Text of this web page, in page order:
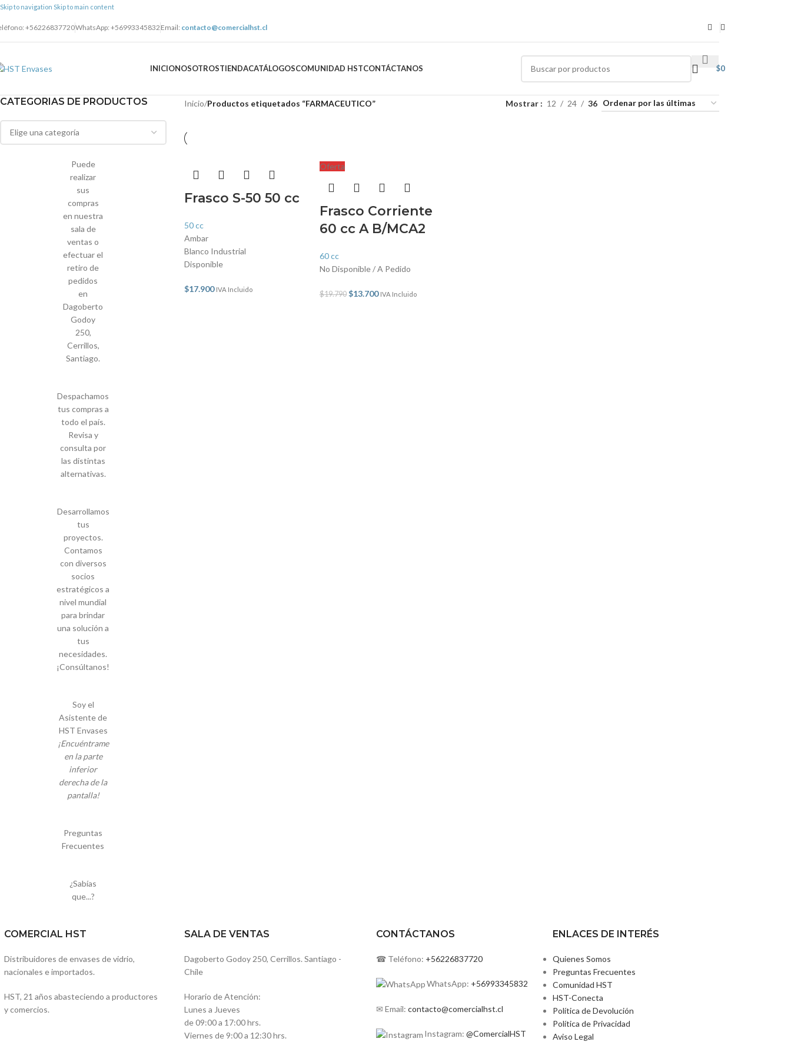
Skip to navigation Skip to main content
+56226837720WhatsApp: +56993345832 Email: contacto@comercialhst.cl
INICIONOSOTROSTIENDACATÁLOGOSCOMUNIDAD HSTCONTÁCTANOS $0
CATEGORIAS DE PRODUCTOS
Puede
realizar
sus
compras
en nuestra
sala de
ventas o
efectuar el
retiro de
pedidos
en
Dagoberto
Godoy
250,
Cerrillos,
Santiago.
Despachamos
tus compras a
todo el país.
Revisa y
consulta por
las distintas
alternativas.
Desarrollamos
tus
proyectos.
Contamos
con diversos
socios
estratégicos a
nivel mundial
para brindar
una solución a
tus
necesidades.
¡Consúltanos!
Soy el
Asistente de
HST Envases
¡Encuéntrame
en la parte
inferior
derecha de la
pantalla!
Preguntas
Frecuentes
¿Sabías
que...?
Inicio/Productos etiquetados “FARMACEUTICO” Mostrar 12 24 36
Frasco S-50 50 cc
50 cc
Ambar
Blanco Industrial
Disponible
$17.900 IVA Incluido
Oferta
Frasco Corriente
60 cc A B/MCA2
60 cc
No Disponible / A Pedido
$19.790 $13.700 IVA Incluido
COMERCIAL HST
Distribuidores de envases de vidrio,
nacionales e importados.
HST, 21 años abasteciendo a productores
y comercios.
SALA DE VENTAS
Dagoberto Godoy 250, Cerrillos. Santiago -
Chile
Horario de Atención:
Lunes a Jueves
de 09:00 a 17:00 hrs.
Viernes de 9:00 a 12:30 hrs.
CONTÁCTANOS
☎ Teléfono: +56226837720
WhatsApp: +56993345832
✉ Email: contacto@comercialhst.cl
Instagram: @ComercialHST
ENLACES DE INTERÉS
Quienes Somos
Preguntas Frecuentes
Comunidad HST
HST-Conecta
Política de Devolución
Política de Privacidad
Aviso Legal